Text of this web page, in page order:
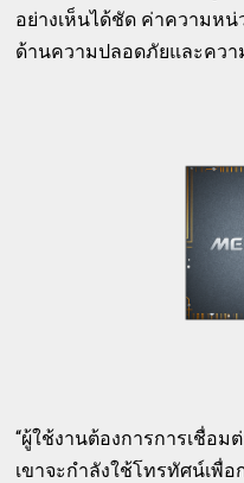
อย่างเห็นได้ชัด ค่าความห
ด้านความปลอดภัยและควา
“ผู้ใช้งานต้องการการเชื่อม
เขาจะกำลังใช้โทรทัศน์เพื่